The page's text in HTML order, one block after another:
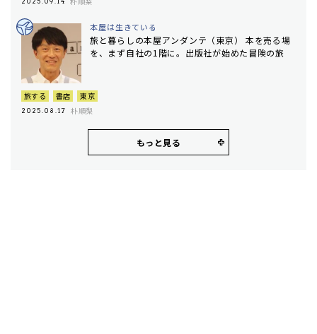
本屋は生きている
旅と暮らしの本屋アンダンテ（東京） 本を売る場
を、まず自社の1階に。出版社が始めた冒険の旅
旅する 書店 東京
2025.08.17 朴順梨
もっと見る